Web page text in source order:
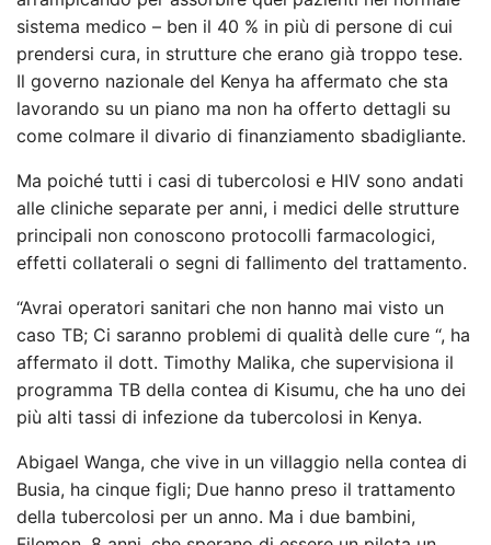
sistema medico – ben il 40 % in più di persone di cui
prendersi cura, in strutture che erano già troppo tese.
Il governo nazionale del Kenya ha affermato che sta
lavorando su un piano ma non ha offerto dettagli su
come colmare il divario di finanziamento sbadigliante.
Ma poiché tutti i casi di tubercolosi e HIV sono andati
alle cliniche separate per anni, i medici delle strutture
principali non conoscono protocolli farmacologici,
effetti collaterali o segni di fallimento del trattamento.
“Avrai operatori sanitari che non hanno mai visto un
caso TB; Ci saranno problemi di qualità delle cure “, ha
affermato il dott. Timothy Malika, che supervisiona il
programma TB della contea di Kisumu, che ha uno dei
più alti tassi di infezione da tubercolosi in Kenya.
Abigael Wanga, che vive in un villaggio nella contea di
Busia, ha cinque figli; Due hanno preso il trattamento
della tubercolosi per un anno. Ma i due bambini,